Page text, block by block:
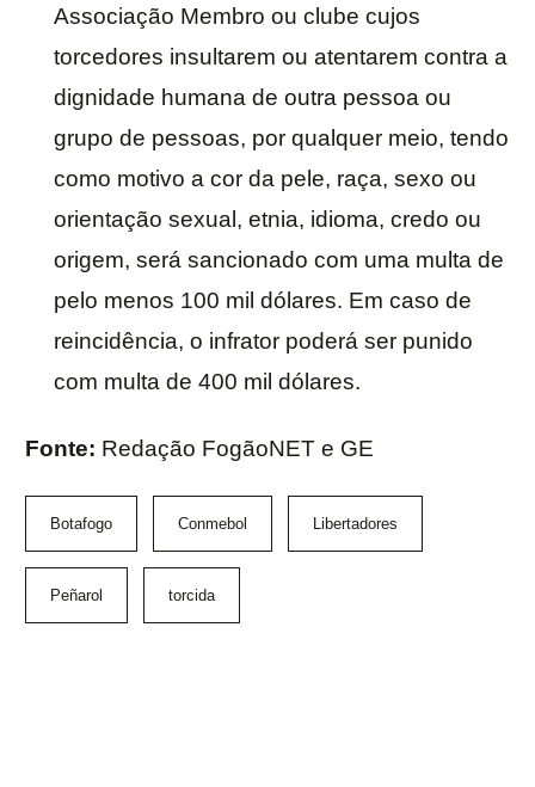
Associação Membro ou clube cujos
torcedores insultarem ou atentarem contra a
dignidade humana de outra pessoa ou
grupo de pessoas, por qualquer meio, tendo
como motivo a cor da pele, raça, sexo ou
orientação sexual, etnia, idioma, credo ou
origem, será sancionado com uma multa de
pelo menos 100 mil dólares. Em caso de
reincidência, o infrator poderá ser punido
com multa de 400 mil dólares.
Fonte: Redação FogãoNET e GE
Botafogo Conmebol Libertadores
Peñarol torcida